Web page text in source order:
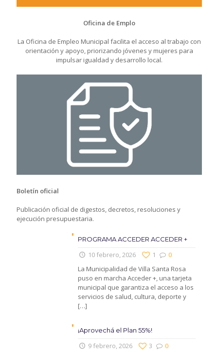
Oficina de Emplo
La Oficina de Empleo Municipal facilita el acceso al trabajo con
orientación y apoyo, priorizando jóvenes y mujeres para
impulsar igualdad y desarrollo local.
Boletín oficial
Publicación oficial de digestos, decretos, resoluciones y
ejecución presupuestaria.
PROGRAMA ACCEDER ACCEDER +
10 febrero, 2026 0
1
La Municipalidad de Villa Santa Rosa
puso en marcha Acceder +, una tarjeta
municipal que garantiza el acceso a los
servicios de salud, cultura, deporte y
[…]
¡Aprovechá el Plan 55%!
9 febrero, 2026 0
3